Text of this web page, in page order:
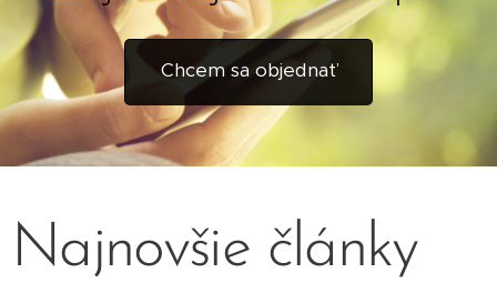
Chcem sa objednať
Najnovšie články